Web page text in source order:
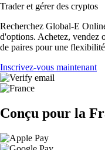
Trader et gérer des cryptos
Recherchez Global-E
d'options. Achetez, vendez
de paires pour une
Inscrivez-vous maintenant
Conçu pour la